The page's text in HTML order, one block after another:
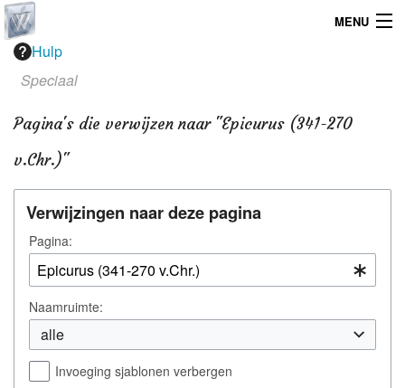
MENU
Home
Webdesign
Operating System
Hulp
Speciaal
Pagina's die verwijzen naar "Epicurus (341-270
v.Chr.)"
Verwijzingen naar deze pagina
Pagina:
Naamruimte:
alle
Invoeging sjablonen verbergen